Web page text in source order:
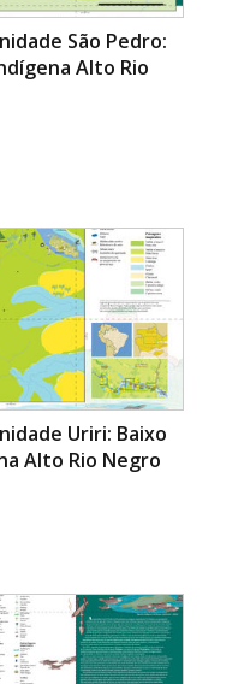
São Pedro:
Alto Rio
Uriri: Baixo
Alto Rio Negro